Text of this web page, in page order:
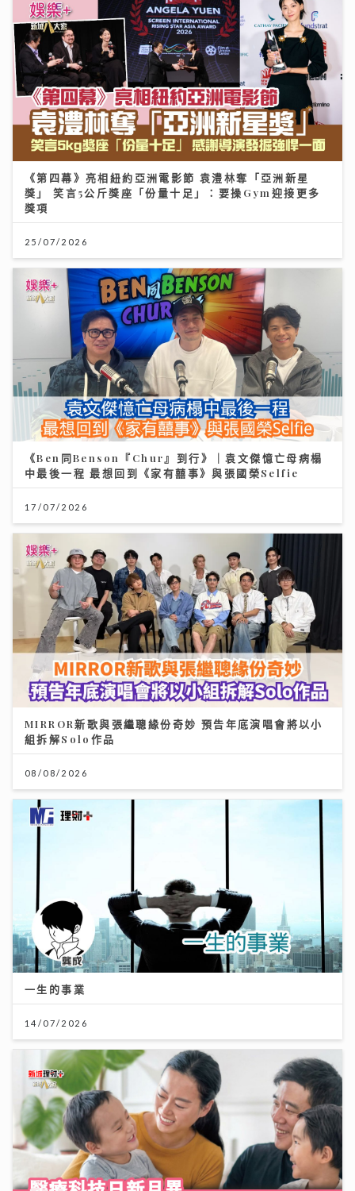
《第四幕》亮相紐約亞洲電影節 袁澧林奪「亞洲新星
獎」 笑言5公斤獎座「份量十足」：要操Gym迎接更多
獎項
25/07/2026
《Ben同Benson『Chur』到行》｜袁文傑憶亡母病榻
中最後一程 最想回到《家有囍事》與張國榮Selfie
17/07/2026
MIRROR新歌與張繼聰緣份奇妙 預告年底演唱會將以小
組拆解Solo作品
08/08/2026
一生的事業
14/07/2026